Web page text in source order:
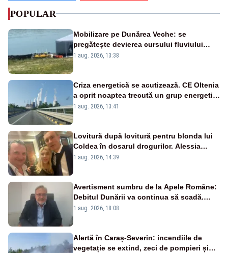
POPULAR
Mobilizare pe Dunărea Veche: se
pregătește devierea cursului fluviului
către Cernavodă – VIDEO
1 aug. 2026, 13:38
Criza energetică se acutizează. CE Oltenia
a oprit noaptea trecută un grup energetic
de la Rovinari
1 aug. 2026, 13:41
Lovitură după lovitură pentru blonda lui
Coldea în dosarul drogurilor. Alessia
Păcuraru explică decizia magistraților
1 aug. 2026, 14:39
Avertisment sumbru de la Apele Române:
Debitul Dunării va continua să scadă.
Cernavodă s-ar putea închide în 4 zile
1 aug. 2026, 18:08
Alertă în Caraș-Severin: incendiile de
vegetație se extind, zeci de pompieri și